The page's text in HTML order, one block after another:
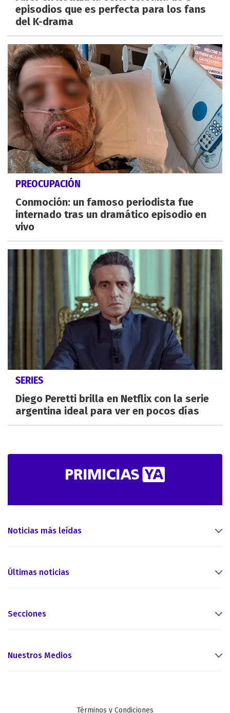
episodios que es perfecta para los fans
del K-drama
PREOCUPACIÓN
Conmoción: un famoso periodista fue
internado tras un dramático episodio en
vivo
SERIES
Diego Peretti brilla en Netflix con la serie
argentina ideal para ver en pocos días
Noticias más leídas
Últimas noticias
Secciones
Nuestros Medios
Términos y Condiciones